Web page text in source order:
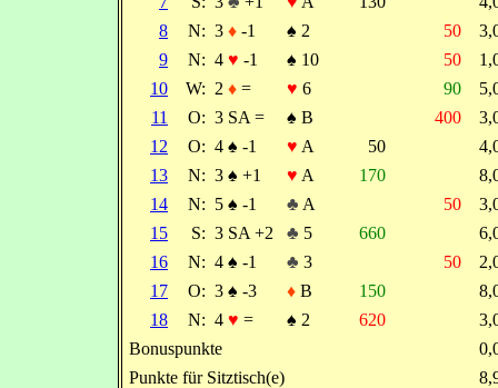
8
N: 3 ♦ -1 ♠ 2 50
9
N: 4 ♥ -1 ♠ 10 50
10
W: 2 ♦ = ♥ 6 90
11
O: 3 SA = ♠ B 400
12
O: 4 ♠ -1 ♥ A 50
13
N: 3 ♠ +1 ♥ A 170
14
N: 5 ♠ -1 ♣ A 50
15
S: 3 SA +2 ♣ 5 660
16
N: 4 ♠ -1 ♣ 3 50
17
O: 3 ♠ -3 ♦ B 150
18
N: 4 ♥ = ♠ 2 620
Bonuspunkte
Punkte für Sitztisch(e)